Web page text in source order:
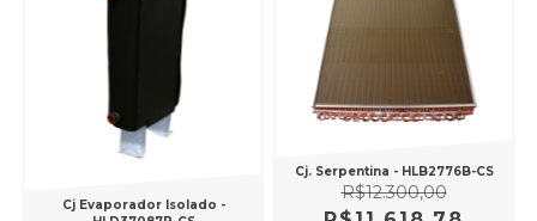
Cj Evaporador Isolado -
Cj. Serpentina - HLB2776B-CS
R$12.300,00